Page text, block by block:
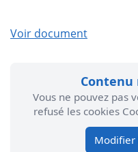
Voir document
Contenu
Vous ne pouvez pas
refusé les cookies
Modifier